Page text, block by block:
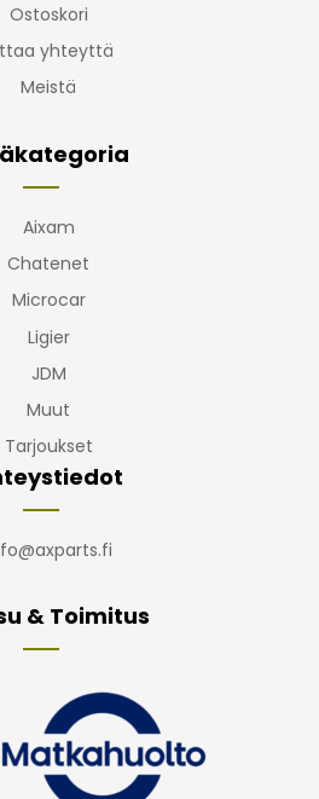
Ostoskori
yhteyttä
Meistä
Aixam
Chatenet
Microcar
Ligier
JDM
Muut
Tarjoukset
& Toimitus